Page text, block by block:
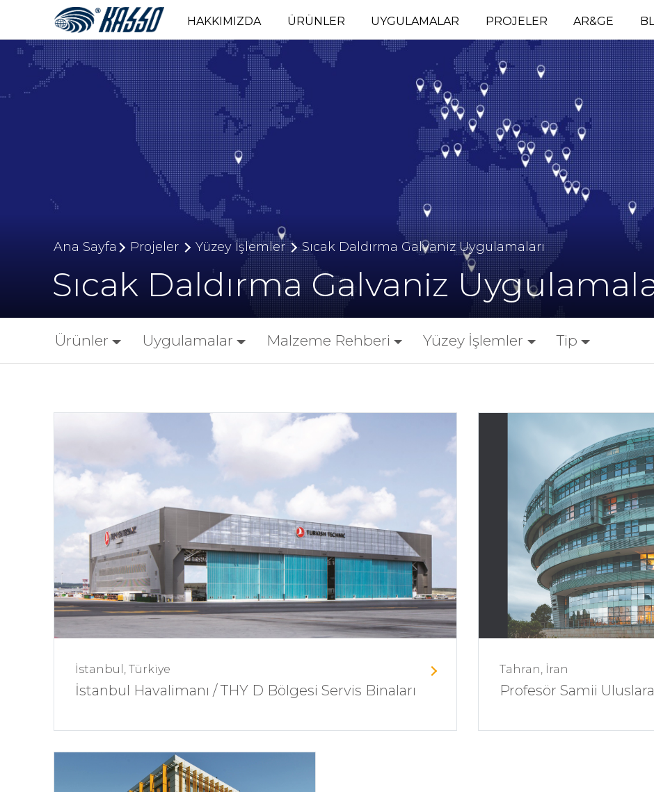
HAKKIMIZDA ÜRÜNLER UYGULAMALAR PROJELER AR&GE
Ana Sayfa Projeler Yüzey İşlemler Sıcak Daldırma Galvaniz Uygulamaları
Sıcak Daldırma Galvaniz
Ürünler Uygulamalar Malzeme Rehberi Yüzey İşlemler Tip
İstanbul, Türkiye
İstanbul Havalimanı / THY D Bölgesi Servis Binaları
Tahran, İran
Profesör Samii